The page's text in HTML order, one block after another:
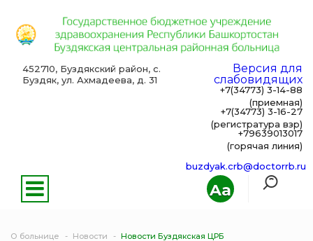
Aa
452710, Буздякский район, с.
Буздяк, ул. Ахмадеева, д. 31
Версия для
слабовидящих
+7(34773) 3-14-88
(приемная)
+7(34773) 3-16-27
(регистратура взр)
+79639013017
(горячая линия)
buzdyak.crb@doctorrb.ru
О больнице Новости Новости Буздякская ЦРБ